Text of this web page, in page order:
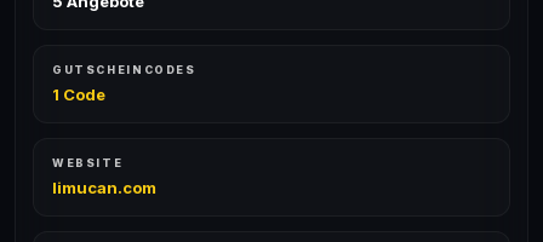
GUTSCHEINCODES
1 Code
WEBSITE
limucan.com